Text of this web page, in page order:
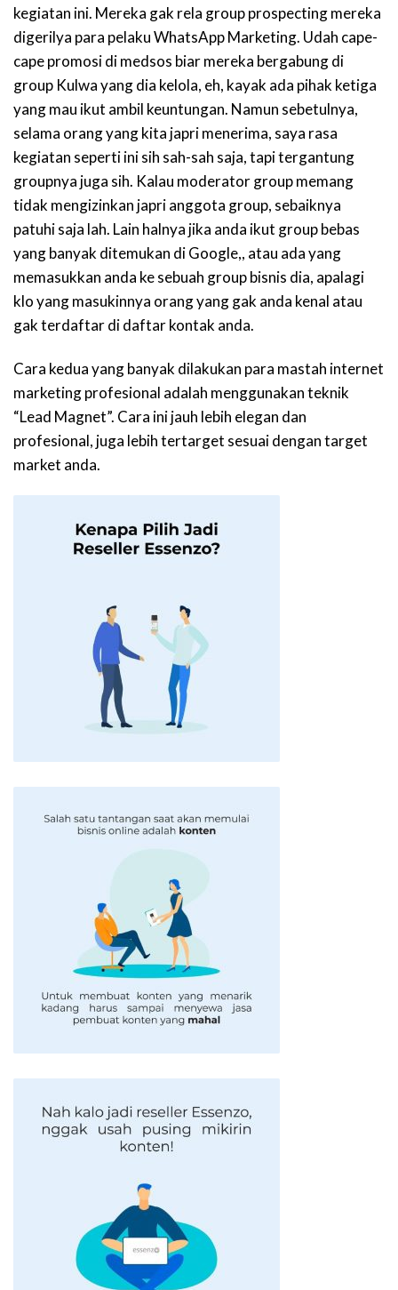
kegiatan ini. Mereka gak rela group prospecting mereka
digerilya para pelaku WhatsApp Marketing. Udah cape-
cape promosi di medsos biar mereka bergabung di
group Kulwa yang dia kelola, eh, kayak ada pihak ketiga
yang mau ikut ambil keuntungan. Namun sebetulnya,
selama orang yang kita japri menerima, saya rasa
kegiatan seperti ini sih sah-sah saja, tapi tergantung
groupnya juga sih. Kalau moderator group memang
tidak mengizinkan japri anggota group, sebaiknya
patuhi saja lah. Lain halnya jika anda ikut group bebas
yang banyak ditemukan di Google,, atau ada yang
memasukkan anda ke sebuah group bisnis dia, apalagi
klo yang masukinnya orang yang gak anda kenal atau
gak terdaftar di daftar kontak anda.
Cara kedua yang banyak dilakukan para mastah internet
marketing profesional adalah menggunakan teknik
“Lead Magnet”. Cara ini jauh lebih elegan dan
profesional, juga lebih tertarget sesuai dengan target
market anda.